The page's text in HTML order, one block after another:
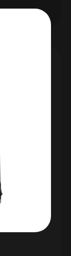
porce,
ani
kg denně